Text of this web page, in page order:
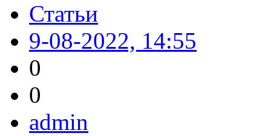
Статьи
9-08-2022, 14:55
0
0
admin